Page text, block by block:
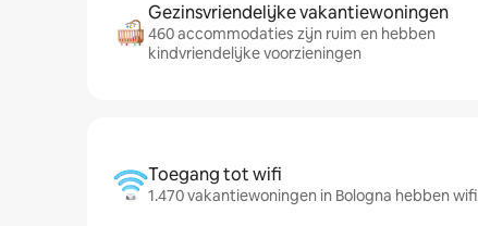
Gezinsvriendelijke vakantiewoningen
460 accommodaties zijn ruim en hebben
kindvriendelijke voorzieningen
Toegang tot wifi
1.470 vakantiewoningen in Bologna hebben wifi